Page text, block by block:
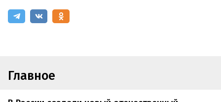
Главное